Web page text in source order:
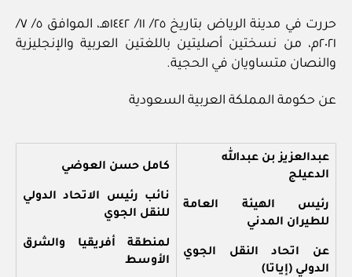
حررت في مدينة الرياض بتاريخ ٢٥/ ١١/ ١٤٤٢هـ، الموافق ٥/ ٧/
٢٠٢١م، من نسختين أصليتين باللغتين العربية والإنجليزية
والنصان متساويان في الحجية.
عن حكومة المملكة العربية السعودية
عبدالعزيز بن عبدالله
الدعيلج
رئيس الهيئة العامة
للطيران المدني
عن اتحاد النقل الجوي
الدولي (إياتا)
كامل حسن العوضي
نائب رئيس الاتحاد الدولي
للنقل الجوي
لمنطقة أفريقيا والشرق
الأوسط